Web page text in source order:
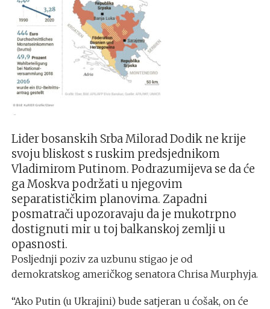
Lider bosanskih Srba Milorad Dodik ne krije
svoju bliskost s ruskim predsjednikom
Vladimirom Putinom. Podrazumijeva se da će
ga Moskva podržati u njegovim
separatističkim planovima. Zapadni
posmatrači upozoravaju da je mukotrpno
dostignuti mir u toj balkanskoj zemlji u
opasnosti.
Posljednji poziv za uzbunu stigao je od
demokratskog američkog senatora Chrisa Murphyja.
“Ako Putin (u Ukrajini) bude satjeran u ćošak, on će